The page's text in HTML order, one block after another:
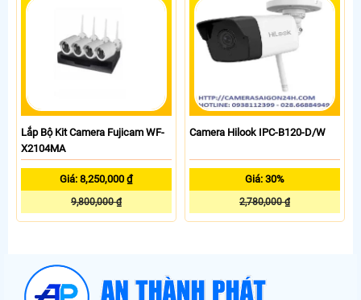
Lắp Bộ Kit Camera Fujicam WF-
X2104MA
Giá: 8,250,000 ₫
9,800,000 ₫
Camera Hilook IPC-B120-D/W
Giá: 30%
2,780,000 ₫